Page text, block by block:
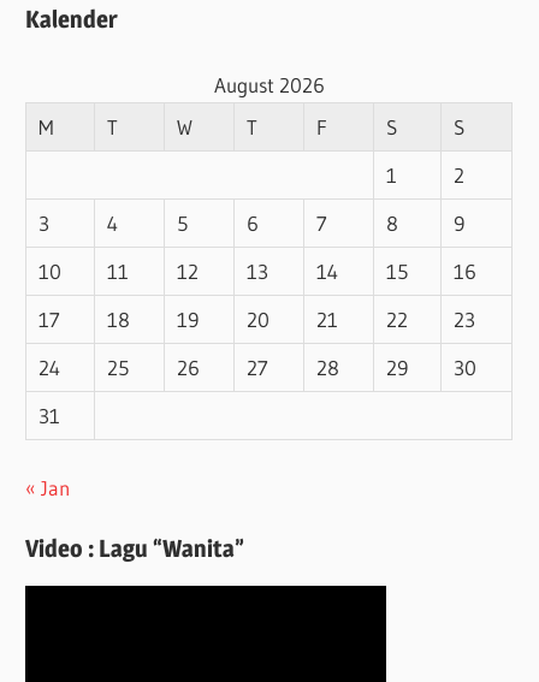
Kalender
August 2026
M
T W T F S
S
1
2
3
4 5 6 7 8
9
10
11 12 13 14 15
16
17
18 19 20 21 22
23
24
25 26 27 28 29
30
31
« Jan
Video : Lagu “Wanita”